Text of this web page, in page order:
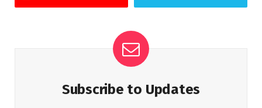
Subscribe to Updates